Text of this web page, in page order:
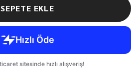
SEPETE EKLE